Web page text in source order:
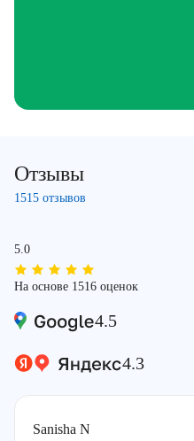
Отзывы
1515 отзывов
5.0
На основе 1516 оценок
4.5
4.3
Sanisha N